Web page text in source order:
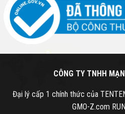
CÔNG TY TNHH
Đại lý cấp 1 chính thức của
GMO-Z.com